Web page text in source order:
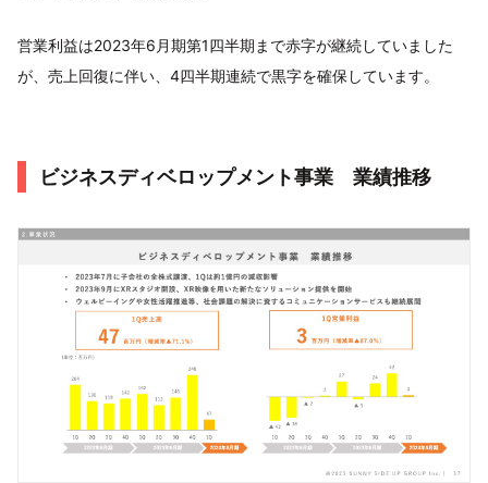
営業利益は2023年6月期第1四半期まで赤字が継続していました
が、売上回復に伴い、4四半期連続で黒字を確保しています。
ビジネスディベロップメント事業 業績推移